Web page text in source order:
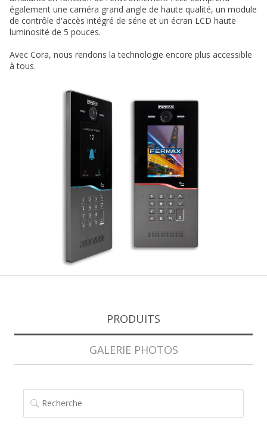
également une caméra grand angle de haute qualité, un module
de contrôle d'accès intégré de série et un écran LCD haute
luminosité de 5 pouces.
Avec Cora, nous rendons la technologie encore plus accessible
à tous.
PRODUITS
GALERIE PHOTOS